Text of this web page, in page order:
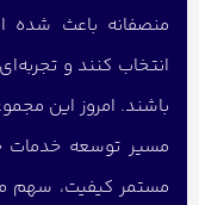
منصفانه باعث شده
انتخاب کنند و
باشند. امروز این
مسیر توسعه خدمات
مستمر کیفیت، سهم